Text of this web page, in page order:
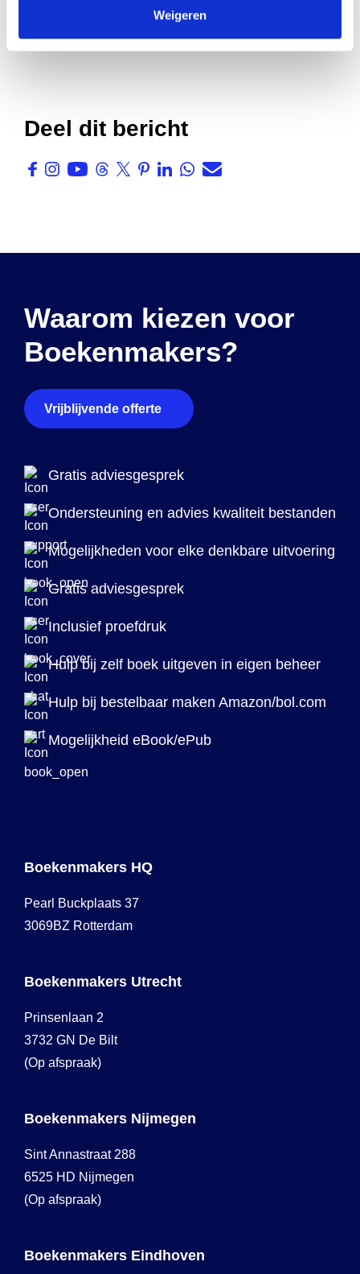
Weigeren
Deel dit bericht
Waarom kiezen voor
Boekenmakers?
Vrijblijvende offerte
Gratis adviesgesprek
Ondersteuning en advies kwaliteit bestanden
Mogelijkheden voor elke denkbare uitvoering
Gratis adviesgesprek
Inclusief proefdruk
Hulp bij zelf boek uitgeven in eigen beheer
Hulp bij bestelbaar maken Amazon/bol.com
Mogelijkheid eBook/ePub
Boekenmakers HQ
Pearl Buckplaats 37
3069BZ Rotterdam
Boekenmakers Utrecht
Prinsenlaan 2
3732 GN De Bilt
(Op afspraak)
Boekenmakers Nijmegen
Sint Annastraat 288
6525 HD Nijmegen
(Op afspraak)
Boekenmakers Eindhoven